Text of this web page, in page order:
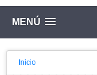
MENÚ
Inicio